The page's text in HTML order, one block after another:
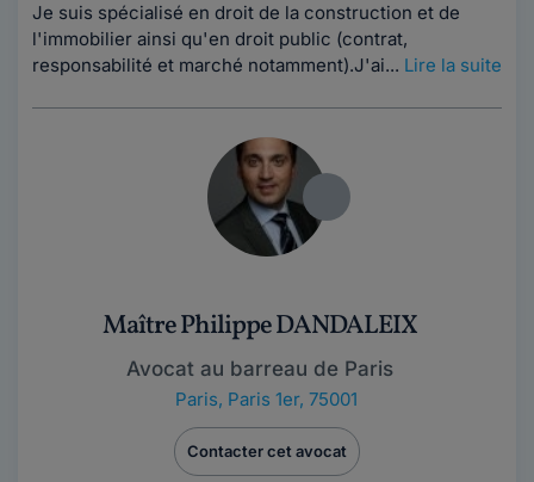
Je suis spécialisé en droit de la construction et de
l'immobilier ainsi qu'en droit public (contrat,
responsabilité et marché notamment).J'ai... Lire la suite
Maître Philippe DANDALEIX
Avocat au barreau de Paris
Paris, Paris 1er, 75001
Contacter cet avocat